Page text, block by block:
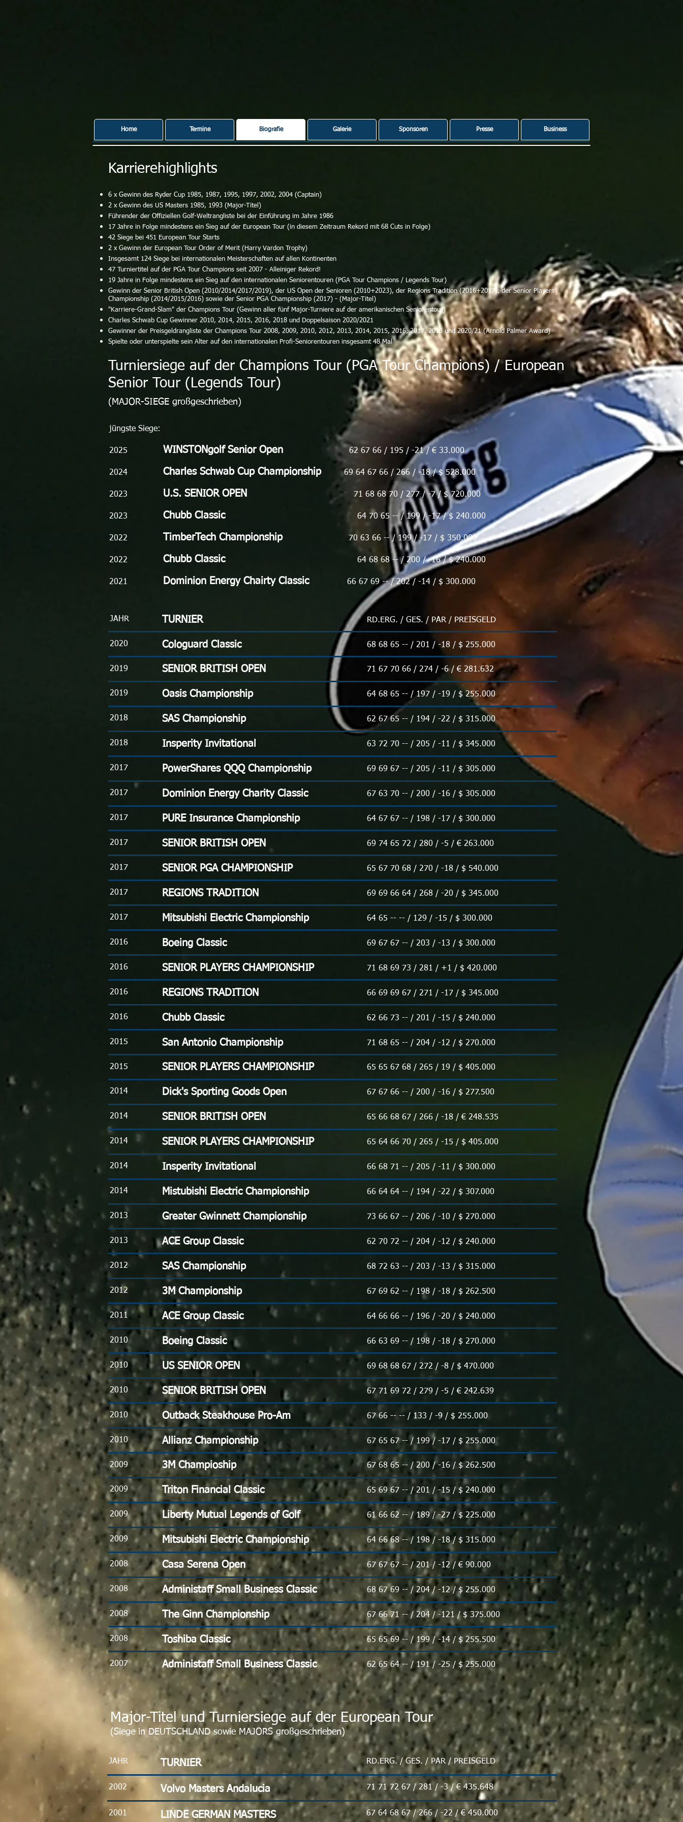
Home Termine Biografie Galerie Sponsoren Presse Business
Karrierehighlights
6 x Gewinn des Ryder Cup 1985, 1987, 1995, 1997, 2002, 2004 (Captain)
2 x Gewinn des US Masters 1985, 1993 (Major-Titel)
Führender der Offiziellen Golf-Weltrangliste bei der Einführung im Jahre 1986
17 Jahre in Folge mindestens ein Sieg auf der European Tour (in diesem Zeitraum Rekord mit 68 Cuts in Folge)
42 Siege bei 451 European Tour Starts
2 x Gewinn der European Tour Order of Merit (Harry Vardon Trophy)
Insgesamt 124 Siege bei internationalen Meisterschaften auf allen Kontinenten
47 Turniertitel auf der PGA Tour Champions seit 2007 - Alleiniger Rekord!
19 Jahre in Folge mindestens ein Sieg auf den internationalen Seniorentouren (PGA Tour Champions / Legends Tour)
Gewinn der Senior British Open (2010/2014/2017/2019), der US Open der Senioren (2010+2023), der Regions Tradition (2016+2017), der Senior Players
Championship (2014/2015/2016) sowie der Senior PGA Championship (2017) - (Major-Titel)
"Karriere-Grand-Slam" der Champions Tour (Gewinn aller fünf Major-Turniere auf der amerikanischen Seniorentour)
Charles Schwab Cup Gewinner 2010, 2014, 2015, 2016, 2018 und Doppelsaison 2020/2021
Gewinner der Preisgeldrangliste der Champions Tour 2008, 2009, 2010, 2012, 2013, 2014, 2015, 2016, 2017, 2018 und 2020/21 (Arnold Palmer Award)
Spielte oder unterspielte sein Alter auf den internationalen Profi-Seniorentouren insgesamt 48 Mal
Turniersiege auf der Champions Tour (PGA Tour Champions) / European
Senior Tour (Legends Tour)
(MAJOR-SIEGE großgeschrieben)
jüngste Siege:
2025 WINSTONgolf Senior Open 62 67 66 / 195 / -21 / € 33.000
2024 Charles Schwab Cup Championship69 64 67 66 / 266 / -18 / $ 528.000
2023 U.S. SENIOROPEN 71 68 68 70 / 277 / -7 / $ 720.000
2023 Chubb Classic64 70 65 -- / 199 / -17 / $ 240.000
2022 TimberTech Championship70 63 66 -- / 199 / -17 / $ 350.000
2022 Chubb Classic64 68 68 -- / 200 / -16 / $ 240.000
2021 Dominion Energy Chairty Classic66 67 69 -- / 202 / -14 / $ 300.000
JAHR TURNIER RD.ERG. / GES. / PAR / PREISGELD
2020 Cologuard Classic 68 68 65 -- / 201 / -18 / $ 255.000
2019 SENIOR BRITISH OPEN 71 67 70 66 / 274 / -6 / € 281.632
2019 Oasis Championship 64 68 65 -- / 197 / -19 / $ 255.000
2018 SAS Championship 62 67 65 -- / 194 / -22 / $ 315.000
2018 Insperity Invitational 63 72 70 -- / 205 / -11 / $ 345.000
2017 PowerShares QQQ Championship 69 69 67 -- / 205 / -11 / $ 305.000
2017 Dominion Energy Charity Classic 67 63 70 -- / 200 / -16 / $ 305.000
2017 PURE Insurance Championship 64 67 67 -- / 198 / -17 / $ 300.000
2017 SENIOR BRITISH OPEN 69 74 65 72 / 280 / -5 / € 263.000
2017 SENIOR PGA CHAMPIONSHIP 65 67 70 68 / 270 / -18 / $ 540.000
2017 REGIONS TRADITION 69 69 66 64 / 268 / -20 / $ 345.000
2017 Mitsubishi Electric Championship 64 65 -- -- / 129 / -15 / $ 300.000
2016 Boeing Classic 69 67 67 -- / 203 / -13 / $ 300.000
2016 SENIOR PLAYERS CHAMPIONSHIP 71 68 69 73 / 281 / +1 / $ 420.000
2016 REGIONS TRADITION 66 69 69 67 / 271 / -17 / $ 345.000
2016 Chubb Classic 62 66 73 -- / 201 / -15 / $ 240.000
2015 San Antonio Championship 71 68 65 -- / 204 / -12 / $ 270.000
2015 SENIOR PLAYERS CHAMPIONSHIP 65 65 67 68 / 265 / 19 / $ 405.000
2014 Dick's Sporting Goods Open 67 67 66 -- / 200 / -16 / $ 277.500
2014 SENIOR BRITISH OPEN 65 66 68 67 / 266 / -18 / € 248.535
2014 SENIOR PLAYERS CHAMPIONSHIP 65 64 66 70 / 265 / -15 / $ 405.000
2014 Insperity Invitational 66 68 71 -- / 205 / -11 / $ 300.000
2014 Mistubishi Electric Championship 66 64 64 -- / 194 / -22 / $ 307.000
2013 Greater Gwinnett Championship 73 66 67 -- / 206 / -10 / $ 270.000
2013 ACE Group Classic 62 70 72 -- / 204 / -12 / $ 240.000
2012 SAS Championship 68 72 63 -- / 203 / -13 / $ 315.000
2012 3M Championship 67 69 62 -- / 198 / -18 / $ 262.500
2011 ACE Group Classic 64 66 66 -- / 196 / -20 / $ 240.000
2010 Boeing Classic 66 63 69 -- / 198 / -18 / $ 270.000
2010 US SENIOR OPEN 69 68 68 67 / 272 / -8 / $ 470.000
2010 SENIOR BRITISH OPEN 67 71 69 72 / 279 / -5 / € 242.639
2010 Outback Steakhouse Pro-Am 67 66 -- -- / 133 / -9 / $ 255.000
2010 Allianz Championship 67 65 67 -- / 199 / -17 / $ 255.000
2009 3M Champioship 67 68 65 -- / 200 / -16 / $ 262.500
2009 Triton Financial Classic 65 69 67 -- / 201 / -15 / $ 240.000
2009 Liberty Mutual Legends of Golf 61 66 62 -- / 189 / -27 / $ 225.000
2009 Mitsubishi Electric Championship 64 66 68 -- / 198 / -18 / $ 315.000
2008 Casa Serena Open 67 67 67 -- / 201 / -12 / € 90.000
2008 Administaff Small Business Classic 68 67 69 -- / 204 / -12 / $ 255.000
2008 The Ginn Championship 67 66 71 -- / 204 / -121 / $ 375.000
2008 Toshiba Classic 65 65 69 -- / 199 / -14 / $ 255.500
2007 Administaff Small Business Classic 62 65 64 -- / 191 / -25 / $ 255.000
Major-Titel und Turniersiege auf der European Tour
(Siege in DEUTSCHLAND sowie MAJORS großgeschrieben)
JAHR TURNIER RD.ERG. / GES. / PAR / PREISGELD
2002 Volvo Masters Andalucia 71 71 72 67 / 281 / -3 / € 435.648
2001 LINDE GERMAN MASTERS 67 64 68 67 / 266 / -22 / € 450.000